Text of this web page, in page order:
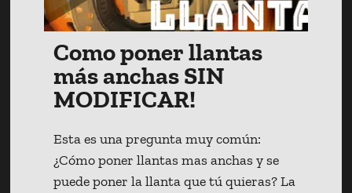
Como poner llantas
más anchas SIN
MODIFICAR!
Esta es una pregunta muy común:
¿Cómo poner llantas mas anchas y se
puede poner la llanta que tú quieras? La